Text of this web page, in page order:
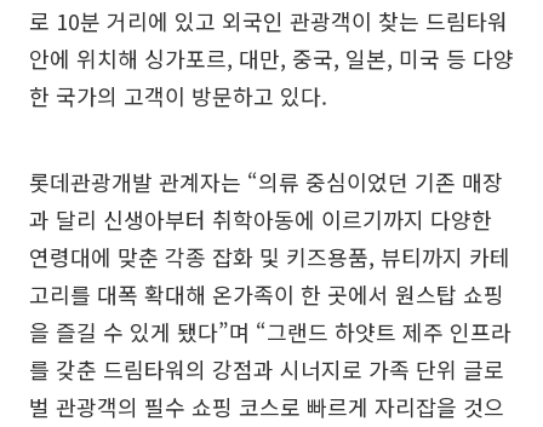
로 10분 거리에 있고 외국인 관광객이 찾는 드림타워
안에 위치해 싱가포르, 대만, 중국, 일본, 미국 등 다양
한 국가의 고객이 방문하고 있다.
롯데관광개발 관계자는 “의류 중심이었던 기존 매장
과 달리 신생아부터 취학아동에 이르기까지 다양한
연령대에 맞춘 각종 잡화 및 키즈용품, 뷰티까지 카테
고리를 대폭 확대해 온가족이 한 곳에서 원스탑 쇼핑
을 즐길 수 있게 됐다”며 “그랜드 하얏트 제주 인프라
를 갖춘 드림타워의 강점과 시너지로 가족 단위 글로
벌 관광객의 필수 쇼핑 코스로 빠르게 자리잡을 것으